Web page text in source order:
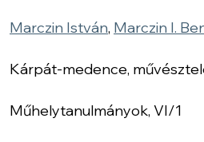
Marczin István, Marczin I.
Kárpát-medence,
Műhelytanulmányok, VI/1